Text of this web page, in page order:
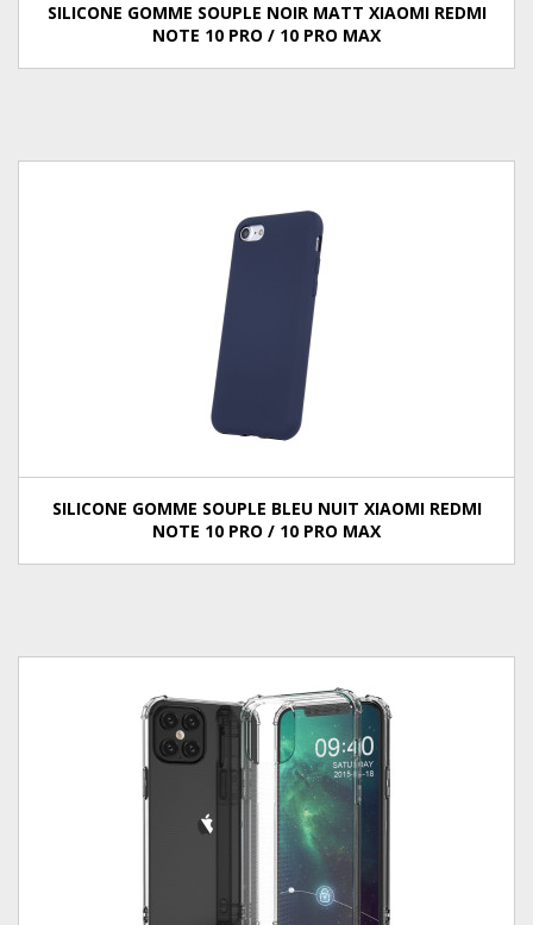
SILICONE GOMME SOUPLE NOIR MATT XIAOMI REDMI
NOTE 10 PRO / 10 PRO MAX
SILICONE GOMME SOUPLE BLEU NUIT XIAOMI REDMI
NOTE 10 PRO / 10 PRO MAX